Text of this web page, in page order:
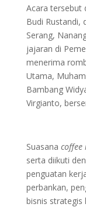
Acara tersebut
Budi Rustandi,
Serang,
jajaran di
menerima
Utama,
Bambang
Virgianto,
Suasana coffee
serta diikuti
penguatan
perbankan,
bisnis strategis